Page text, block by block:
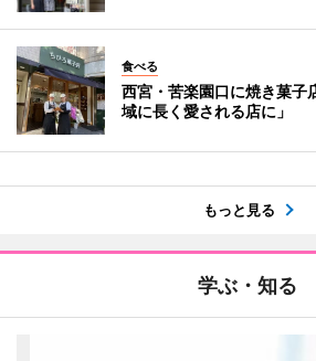
食べる
西宮・苦楽園口に焼き菓子
域に長く愛される店に」
もっと見る
学ぶ・知る